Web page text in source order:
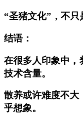
“圣猪文化”，不只
结语：
在很多人印象中，
技术含量。
散养或许难度不大
乎想象。